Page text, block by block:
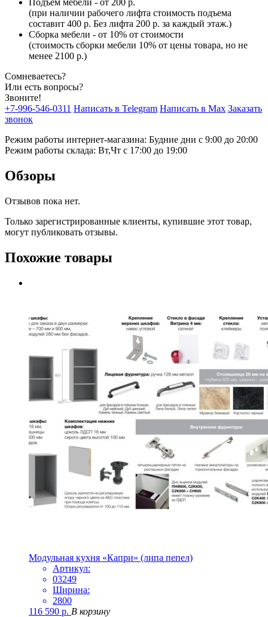
Подъем мебели - от 200 р.
(при наличии рабочего лифта стоимость подъема
составит 400 р. Без лифта 200 р. за каждый этаж.)
Сборка мебели - от 10% от стоимости
(стоимость сборки мебели 10% от цены товара, но не
менее 2100 р.)
Сомневаетесь?
Или есть вопросы?
Звоните!
+7-996-546-0311 Написать в Telegram Написать в Max Заказать
звонок
Режим работы интернет-магазина: Будние дни с 9:00 до 20:00
Режим работы склада: Вт,Чт с 17:00 до 19:00
Обзоры
Отзывов пока нет.
Только зарегистрированные клиенты, купившие этот товар,
могут публиковать отзывы.
Похожие товары
Модульная кухня «Капри» (липа пепел)
Артикул:
03249
Ширина:
2800
116 590 р. В корзину